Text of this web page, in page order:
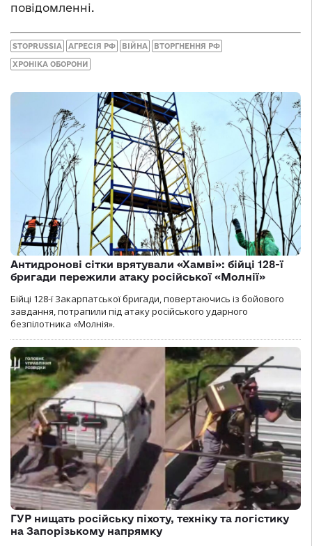
повідомленні.
STOPRUSSIA АГРЕСІЯ РФ ВІЙНА ВТОРГНЕННЯ РФ
ХРОНІКА ОБОРОНИ
Антидронові сітки врятували «Хамві»: бійці 128-ї
бригади пережили атаку російської «Молнії»
Бійці 128-ї Закарпатської бригади, повертаючись із бойового
завдання, потрапили під атаку російського ударного
безпілотника «Молнія».
ГУР нищать російську піхоту, техніку та логістику
на Запорізькому напрямку